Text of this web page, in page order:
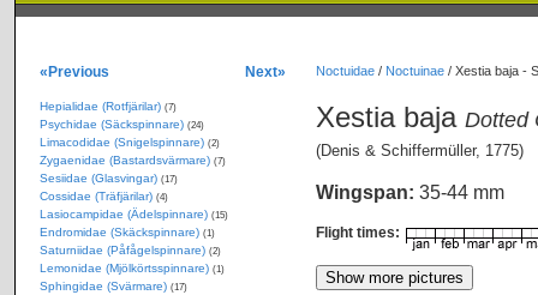
Noctuidae/ Noctuinae/ Xestia baja -
Xestia baja Dotted
(Denis & Schiffermüller, 1775)
Wingspan: 35-44 mm
Flight times:
«Previous Next»
Hepialidae (Rotfjärilar) (7)
Psychidae (Säckspinnare) (24)
Limacodidae (Snigelspinnare) (2)
Zygaenidae (Bastardsvärmare) (7)
Sesiidae (Glasvingar) (17)
Cossidae (Träfjärilar) (4)
Lasiocampidae (Ädelspinnare) (15)
Endromidae (Skäckspinnare) (1)
Saturniidae (Påfågelspinnare) (2)
Lemonidae (Mjölkörtsspinnare) (1)
Sphingidae (Svärmare) (17)